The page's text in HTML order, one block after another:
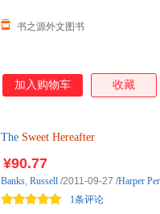
书之源外文图书
加入购物车 收藏
The Sweet Hereafter
1条评论
Banks, Russell /2011-09-27 /Harper
¥90.77